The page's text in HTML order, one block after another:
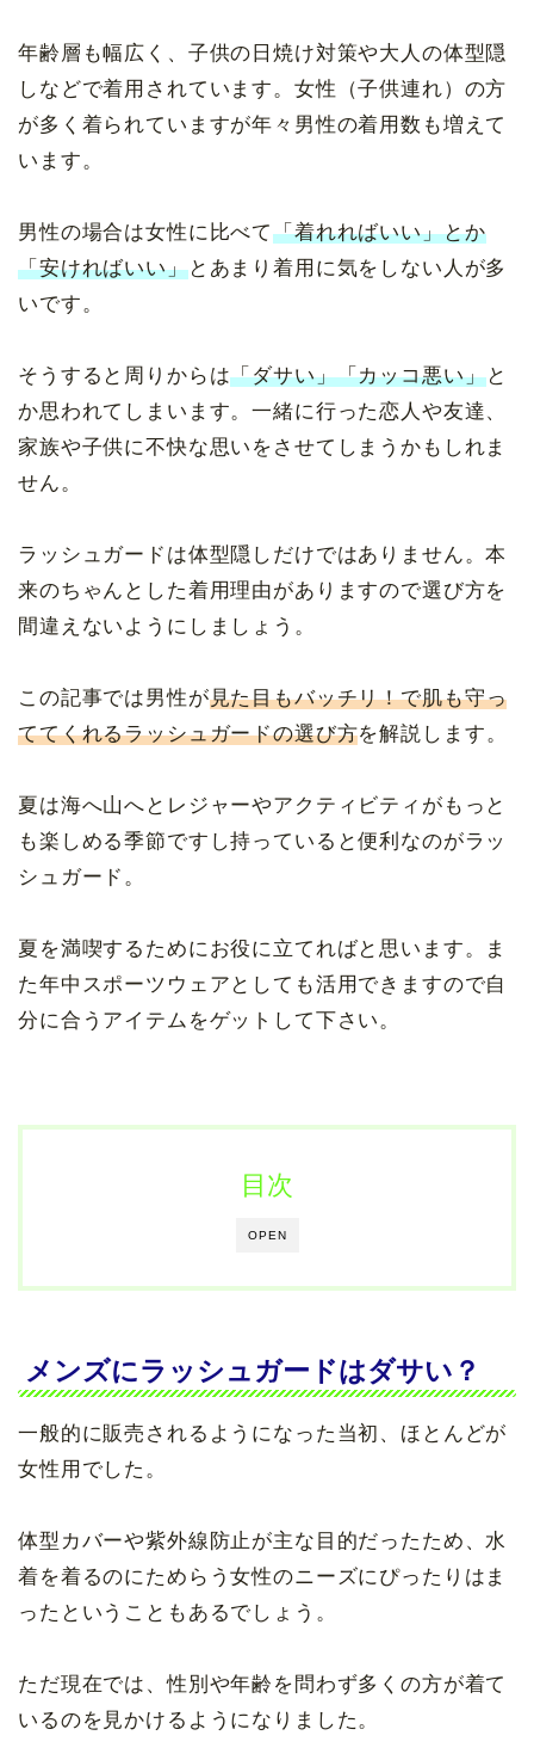
年齢層も幅広く、子供の日焼け対策や大人の体型隠
しなどで着用されています。女性（子供連れ）の方
が多く着られていますが年々男性の着用数も増えて
います。
男性の場合は女性に比べて「着れればいい」とか
「安ければいい」とあまり着用に気をしない人が多
いです。
そうすると周りからは「ダサい」「カッコ悪い」と
か思われてしまいます。一緒に行った恋人や友達、
家族や子供に不快な思いをさせてしまうかもしれま
せん。
ラッシュガードは体型隠しだけではありません。本
来のちゃんとした着用理由がありますので選び方を
間違えないようにしましょう。
この記事では男性が見た目もバッチリ！で肌も守っ
ててくれるラッシュガードの選び方を解説します。
夏は海へ山へとレジャーやアクティビティがもっと
も楽しめる季節ですし持っていると便利なのがラッ
シュガード。
夏を満喫するためにお役に立てればと思います。ま
た年中スポーツウェアとしても活用できますので自
分に合うアイテムをゲットして下さい。
OPEN
目次
メンズにラッシュガードはダサい？
一般的に販売されるようになった当初、ほとんどが
女性用でした。
体型カバーや紫外線防止が主な目的だったため、水
着を着るのにためらう女性のニーズにぴったりはま
ったということもあるでしょう。
ただ現在では、性別や年齢を問わず多くの方が着て
いるのを見かけるようになりました。